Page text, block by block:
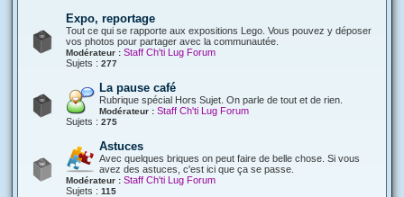
Expo, reportage
Tout ce qui se rapporte aux expositions Lego. Vous pouvez y déposer
vos photos pour partager avec la communautée.
Modérateur : Staff Ch'ti Lug Forum
Sujets : 277
La pause café
Rubrique spécial Hors Sujet. On parle de tout et de rien.
Modérateur : Staff Ch'ti Lug Forum
Sujets : 275
Astuces
Avec quelques briques on peut faire de belle chose. Si vous
avez des astuces, c'est ici que ça se passe.
Modérateur : Staff Ch'ti Lug Forum
Sujets : 115